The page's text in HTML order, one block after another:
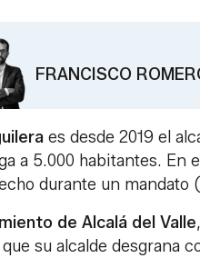
FRANCISCO
es desde 2019 el
a 5.000 habitantes. En
durante un mandato
de Alcalá del Valle
que su alcalde desgrana